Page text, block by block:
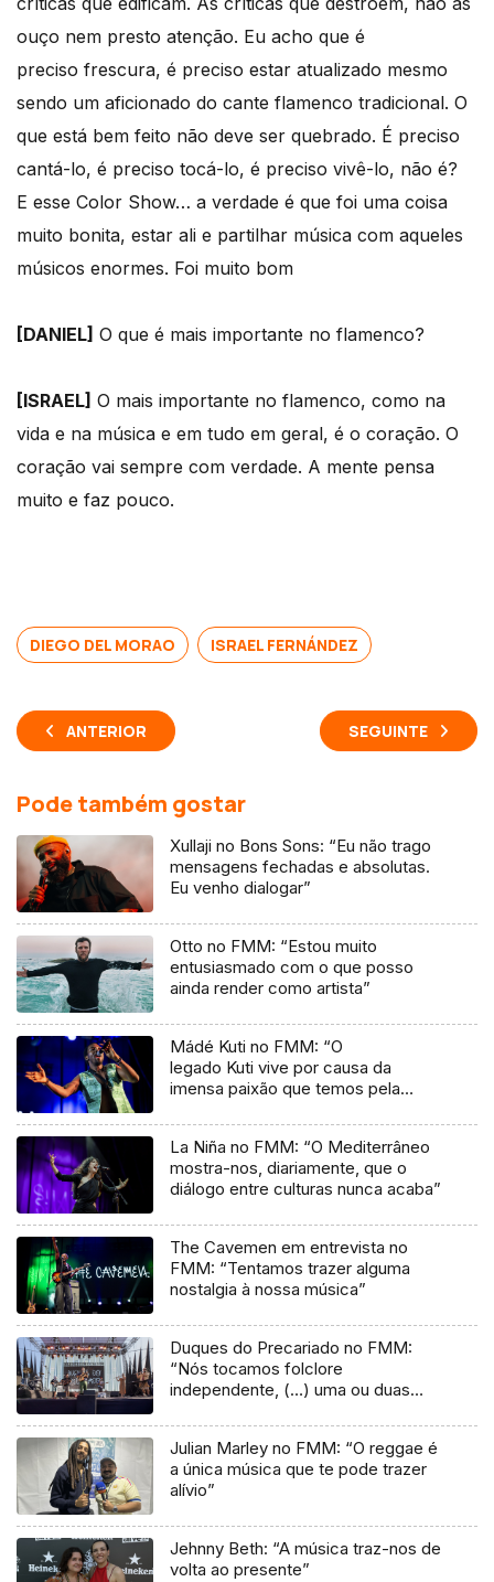
ouço nem presto atenção. Eu acho que é
preciso frescura, é preciso estar atualizado mesmo
sendo um aficionado do cante flamenco tradicional. O
que está bem feito não deve ser quebrado. É preciso
cantá-lo, é preciso tocá-lo, é preciso vivê-lo, não é?
E esse Color Show… a verdade é que foi uma coisa
muito bonita, estar ali e partilhar música com aqueles
músicos enormes. Foi muito bom
[DANIEL] O que é mais importante no flamenco?
[ISRAEL] O mais importante no flamenco, como na
vida e na música e em tudo em geral, é o coração. O
coração vai sempre com verdade. A mente pensa
muito e faz pouco.
DIEGO DEL MORAO ISRAEL FERNÁNDEZ
ANTERIOR SEGUINTE
Pode também gostar
Xullaji no Bons Sons: “Eu não trago
mensagens fechadas e absolutas.
Eu venho dialogar”
Otto no FMM: “Estou muito
entusiasmado com o que posso
ainda render como artista”
Mádé Kuti no FMM: “O
legado Kuti vive por causa da
imensa paixão que temos pela
La Niña no FMM: “O Mediterrâneo
mostra-nos, diariamente, que o
diálogo entre culturas nunca acaba”
The Cavemen em entrevista no
FMM: “Tentamos trazer alguma
nostalgia à nossa música”
Duques do Precariado no FMM:
“Nós tocamos folclore
independente, (…) uma ou duas
Julian Marley no FMM: “O reggae é
a única música que te pode trazer
alívio”
Jehnny Beth: “A música traz-nos de
volta ao presente”